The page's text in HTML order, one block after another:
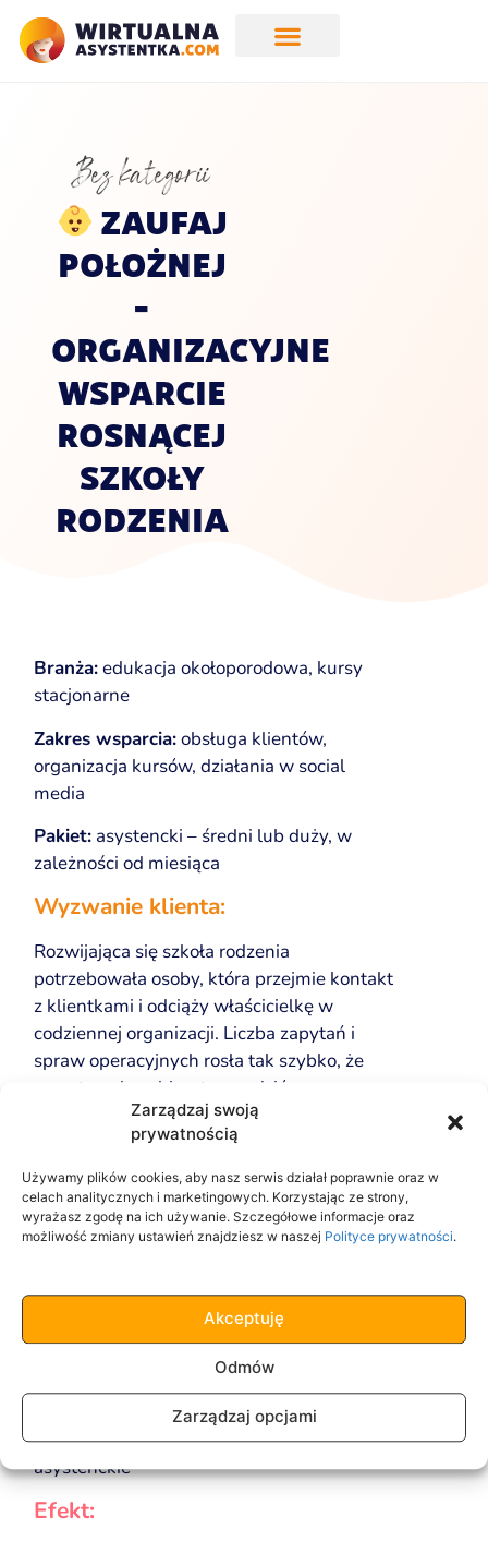
Zarządzaj swoją
prywatnością
Używamy plików cookies, aby nasz serwis działał poprawnie oraz w
celach analitycznych i marketingowych. Korzystając ze strony,
wyrażasz zgodę na ich używanie. Szczegółowe informacje oraz
możliwość zmiany ustawień znajdziesz w naszej Polityce prywatności.
Akceptuję
Odmów
Zarządzaj opcjami
Bez kategorii
ZAUFAJ
POŁOŻNEJ
–
ORGANIZACYJNE
WSPARCIE
ROSNĄCEJ
SZKOŁY
RODZENIA
Branża:edukacja okołoporodowa, kursy
stacjonarne
Zakres wsparcia:obsługa klientów,
organizacja kursów, działania w social
media
Pakiet:asystencki – średni lub duży, w
zależności od miesiąca
Wyzwanie klienta:
Rozwijająca się szkoła rodzenia
potrzebowała osoby, która przejmie kontakt
z klientkami i odciąży właścicielkę w
codziennej organizacji. Liczba zapytań i
spraw operacyjnych rosła tak szybko, że
przestawała sobie z tym radzić
samodzielnie.
Obsługa telefonów, zapisów i zapytań
mailowych
koordynacja terminów, kontakt z
Wsparcie w przygotowaniu postów i
wydarzeń na Facebooku
Bieżące działania administracyjne i
asystenckie
Efekt: